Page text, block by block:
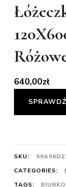
640,00zł
SKU:
CATEGORIES:
TAGS: